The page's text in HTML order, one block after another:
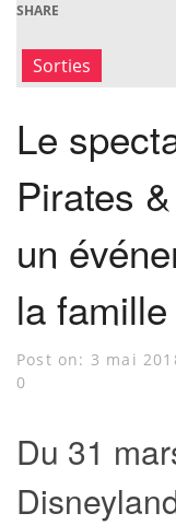
SHARE
Sorties
Le
Pirates
un
la famille
Post on: 3 mai
0
Du 31